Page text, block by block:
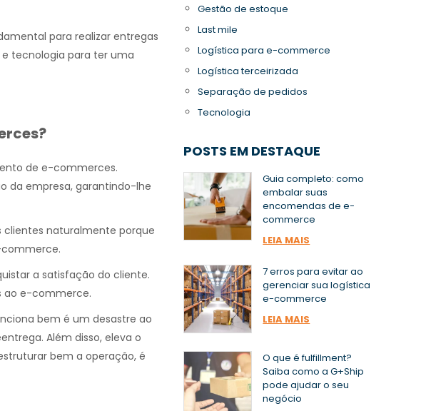
para realizar entregas
tecnologia para ter uma
de e-commerces.
da empresa, garantindo-lhe
naturalmente porque
a satisfação do cliente.
ao e-commerce.
bem é um desastre ao
Além disso, eleva o
bem a operação, é
Gestão de estoque
Last mile
Logística para e-commerce
Logística terceirizada
Separação de pedidos
Tecnologia
POSTS EM DESTAQUE
Guia completo: como
embalar suas
encomendas de e-
commerce
LEIA MAIS
7 erros para evitar ao
gerenciar sua logística
e-commerce
LEIA MAIS
O que é fulfillment?
Saiba como a G+Ship
pode ajudar o seu
negócio